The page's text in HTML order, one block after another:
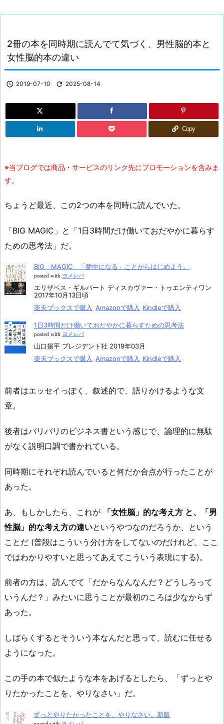
2冊の本を同時期に読んでて気づく、男性脳的本と
女性脳的本の違い
 2019-07-10  2025-08-14
Copy
※当ブログでは商品・サービスのリンク先にプロモーションを含みま
す。
ちょうど最近、この2つの本を同時に読んでいた。
「BIG MAGIC」と「1日3時間だけ働いておだやかに暮らす
ための思考法」だ。
BIG MAGIC 「夢中になる」ことからはじめよう。
posted with ヨメレバ
エリザベス・ギルバート ディスカヴァー・トゥエンティワン
2017年10月13日頃
楽天ブックスで購入 Amazonで購入 Kindleで購入
1日3時間だけ働いておだやかに暮らすための思考法
posted with ヨメレバ
山口揚平 プレジデント社 2019年03月
楽天ブックスで購入 Amazonで購入 Kindleで購入
前者はエッセイっぽく、叙述的で、語りかけるような文
章。
後者はバリバリのビジネス書という感じで、論理的に無駄
がなく説明口調で書かれている。
同時期にそれぞれ読んでいると何だか合点が行ったことが
あった。
あ、もしかしたら、これが
「女性脳」的な考え方 と、「男
性脳」的な考え方の違いというやつなのだろうか、という
ことだ (普段はこういう分け方をしてないのだけれど、ここ
ではわかりやすいと思ってあえてこういう表現にする)。
前者の方は、読んでて「だからなんなんだ？どうしろって
いうんだ？」みたいに思うことが最初のころは少なからず
あった。
しばらくするとそういう本なんだと思って、読むに任せる
ようになった。
この手の本で似たような本をあげるとしたら、「ずっとや
りたかったことを、やりなさい」だ。
ずっとやりたかったことを、やりなさい。新版